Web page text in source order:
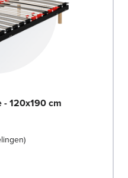
- 120x190 cm